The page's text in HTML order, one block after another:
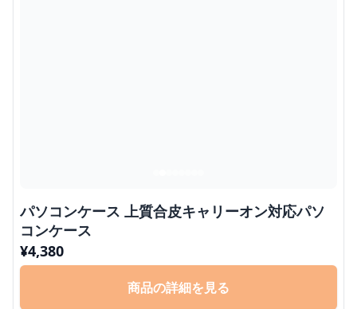
パソコンケース 上質合皮キャリーオン対応パソ
コンケース
¥4,380
商品の詳細を見る